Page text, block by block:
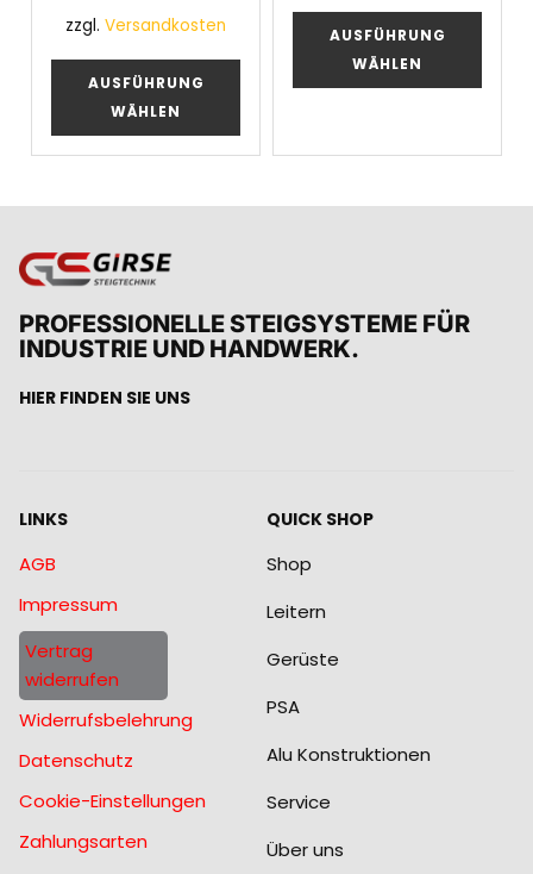
zzgl. Versandkosten
AUSFÜHRUNG
WÄHLEN
AUSFÜHRUNG
WÄHLEN
PROFESSIONELLE STEIGSYSTEME FÜR
INDUSTRIE UND HANDWERK.
HIER FINDEN SIE UNS
LINKS
AGB
Impressum
Vertrag
widerrufen
Widerrufsbelehrung
Datenschutz
Cookie-Einstellungen
Zahlungsarten
QUICK SHOP
Shop
Leitern
Gerüste
PSA
Alu Konstruktionen
Service
Über uns